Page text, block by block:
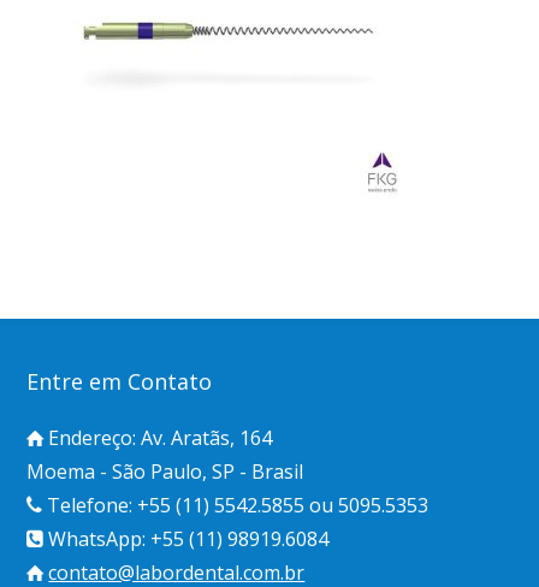
Entre em Contato
Endereço: Av. Aratãs, 164
Moema - São Paulo, SP - Brasil
Telefone: +55 (11) 5542.5855 ou 5095.5353
WhatsApp: +55 (11) 98919.6084
contato@labordental.com.br